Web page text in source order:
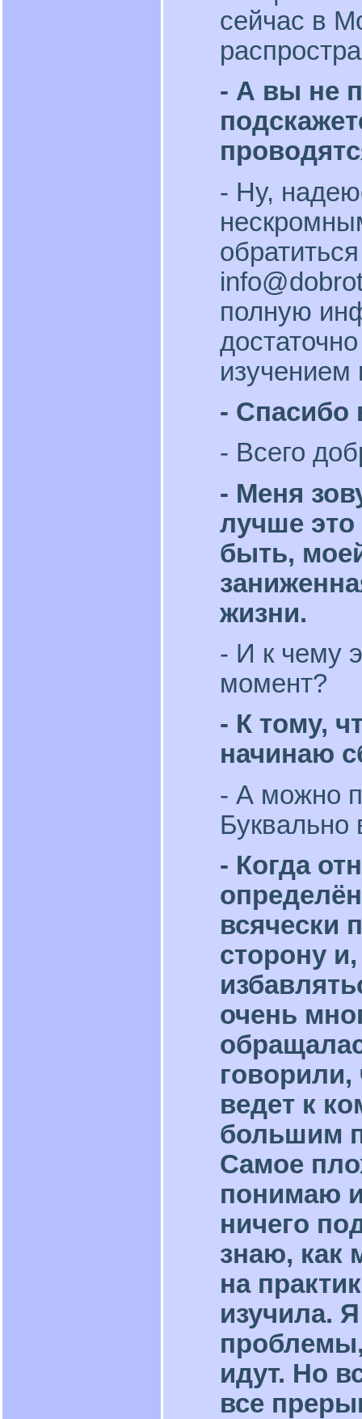
сейчас в
- А вы не
- Ну,
полную
- Спасибо
- Всего
- Меня
лучше
быть,
жизни.
- И к чему
момент?
- К тому,
начинаю
- А можно
Буквально
- Когда
всячески
сторону
очень
говорили,
ведет к
большим
Самое
понимаю
ничего
знаю, как
на
изучила.
идут. Но
все